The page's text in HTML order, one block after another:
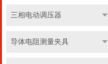
三相电动调压器
导体电阻测量夹具